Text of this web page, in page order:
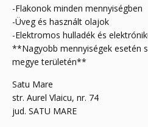
-Flakonok minden mennyiségben
-Üveg és használt olajok
-Elektromos hulladék és
**Nagyobb mennyiségek esetén
megye területén**
Satu Mare
str. Aurel Vlaicu, nr. 74
jud. SATU MARE